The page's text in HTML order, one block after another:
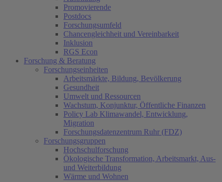
Promovierende
Postdocs
Forschungsumfeld
Chancengleichheit und Vereinbarkeit
Inklusion
RGS Econ
Forschung & Beratung
Forschungseinheiten
Arbeitsmärkte, Bildung, Bevölkerung
Gesundheit
Umwelt und Ressourcen
Wachstum, Konjunktur, Öffentliche Finanzen
Policy Lab Klimawandel, Entwicklung,
Migration
Forschungsdatenzentrum Ruhr (FDZ)
Forschungsgruppen
Hochschulforschung
Ökologische Transformation, Arbeitsmarkt, Aus-
und Weiterbildung
Wärme und Wohnen